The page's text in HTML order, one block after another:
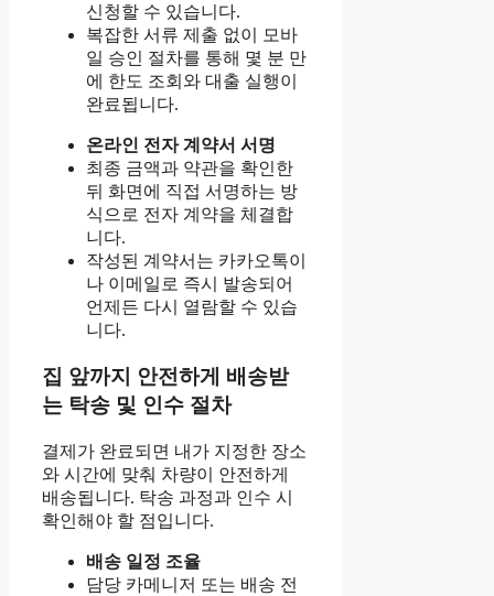
신청할 수 있습니다.
복잡한 서류 제출 없이 모바
일 승인 절차를 통해 몇 분 만
에 한도 조회와 대출 실행이
완료됩니다.
온라인 전자 계약서 서명
최종 금액과 약관을 확인한
뒤 화면에 직접 서명하는 방
식으로 전자 계약을 체결합
니다.
작성된 계약서는 카카오톡이
나 이메일로 즉시 발송되어
언제든 다시 열람할 수 있습
니다.
집 앞까지 안전하게 배송받
는 탁송 및 인수 절차
결제가 완료되면 내가 지정한 장소
와 시간에 맞춰 차량이 안전하게
배송됩니다. 탁송 과정과 인수 시
확인해야 할 점입니다.
배송 일정 조율
담당 카메니저 또는 배송 전